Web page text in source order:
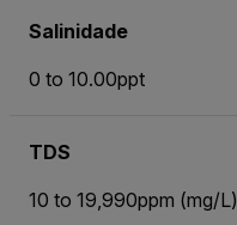
Salinidade
0 to 10.00ppt
TDS
10 to 19,990ppm (mg/L)